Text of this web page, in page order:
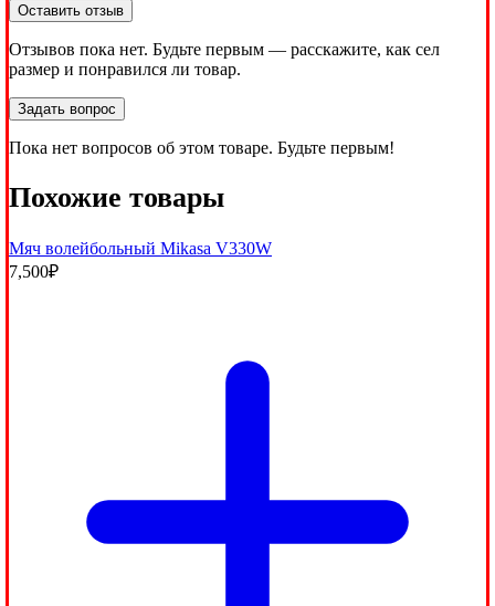
Оставить отзыв
Отзывов пока нет. Будьте первым — расскажите, как сел
размер и понравился ли товар.
Задать вопрос
Пока нет вопросов об этом товаре. Будьте первым!
Похожие товары
Мяч волейбольный Mikasa V330W
7,500₽